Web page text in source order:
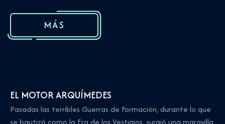
MÁS
EL MOTOR ARQUÍMEDES
Pasadas las terribles Guerras de Formación, durante lo que